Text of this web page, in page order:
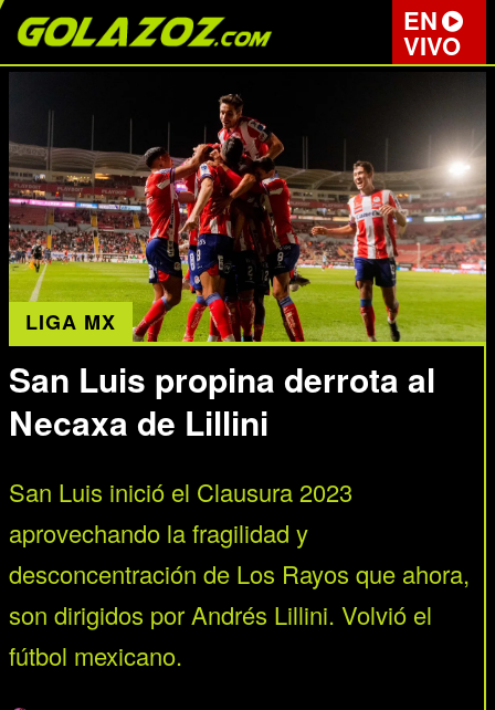
EN
VIVO
LIGA MX
San Luis propina derrota al
Necaxa de Lillini
San Luis inició el Clausura 2023
aprovechando la fragilidad y
desconcentración de Los Rayos que ahora,
son dirigidos por Andrés Lillini. Volvió el
fútbol mexicano.